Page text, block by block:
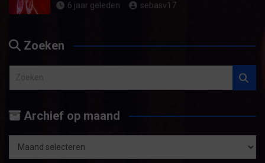
6 jaar geleden sebasv17
Zoeken
k
Archief op maand
Archief